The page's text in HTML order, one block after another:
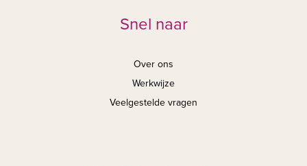
Snel naar
Over ons
Werkwijze
Veelgestelde vragen